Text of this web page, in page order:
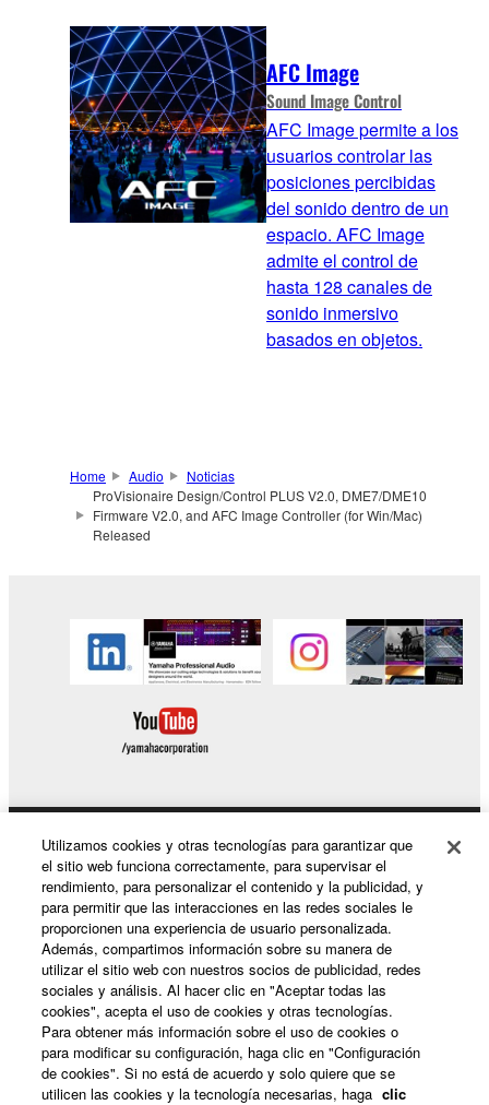
AFC Image
Sound Image Control
AFC Image permite a los
usuarios controlar las
posiciones percibidas
del sonido dentro de un
espacio. AFC Image
admite el control de
hasta 128 canales de
sonido inmersivo
basados en objetos.
Home Audio
Noticias
ProVisionaire Design/Control PLUS V2.0, DME7/DME10
Firmware V2.0, and AFC Image Controller (for Win/Mac)
Released
Productos y soluciones
Noticias
Acerca de Yamaha
Utilizamos cookies y otras tecnologías para garantizar que
el sitio web funciona correctamente, para supervisar el
rendimiento, para personalizar el contenido y la publicidad, y
para permitir que las interacciones en las redes sociales le
proporcionen una experiencia de usuario personalizada.
Además, compartimos información sobre su manera de
utilizar el sitio web con nuestros socios de publicidad, redes
sociales y análisis. Al hacer clic en "Aceptar todas las
cookies", acepta el uso de cookies y otras tecnologías.
Para obtener más información sobre el uso de cookies o
para modificar su configuración, haga clic en "Configuración
de cookies". Si no está de acuerdo y solo quiere que se
utilicen las cookies y la tecnología necesarias, haga clic